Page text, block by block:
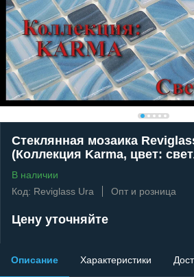
Стеклянная мозаика
(Коллекция Karma, цвет:
В наличии
Код: Reviglass Ura
Опт и розница
Цену уточняйте
Описание Характеристики